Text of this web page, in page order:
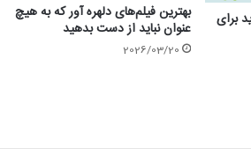
برای بهترین فیلم‌های دلهره آور که به هیچ
عنوان نباید از دست بدهید
2026/03/20